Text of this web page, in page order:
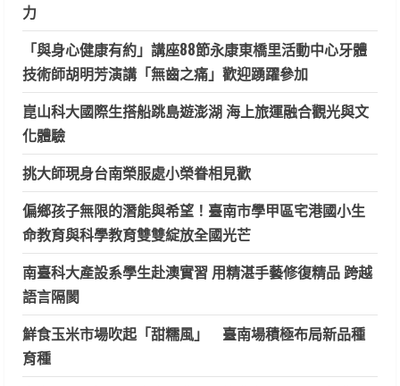
力
「與身心健康有約」講座88節永康東橋里活動中心牙體
技術師胡明芳演講「無齒之痛」歡迎踴躍參加
崑山科大國際生搭船跳島遊澎湖 海上旅運融合觀光與文
化體驗
挑大師現身台南榮服處小榮眷相見歡
偏鄉孩子無限的潛能與希望！臺南市學甲區宅港國小生
命教育與科學教育雙雙綻放全國光芒
南臺科大產設系學生赴澳實習 用精湛手藝修復精品 跨越
語言隔閡
鮮食玉米市場吹起「甜糯風」 臺南場積極布局新品種
育種